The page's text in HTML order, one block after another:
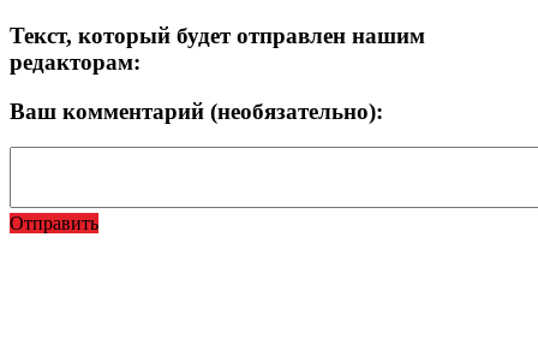
Текст, который будет отправлен нашим
редакторам:
Ваш комментарий (необязательно):
Отправить